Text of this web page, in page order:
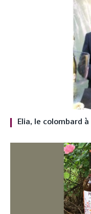
Elia, le colombard